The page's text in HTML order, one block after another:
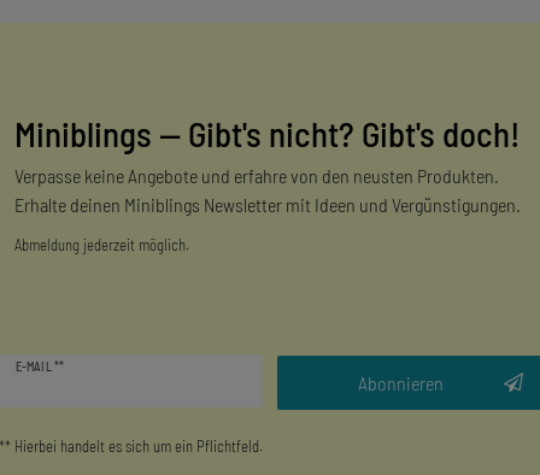
Miniblings — Gibt's nicht? Gibt's doch!
Verpasse keine Angebote und erfahre von den neusten Produkten.
Erhalte deinen Miniblings Newsletter mit Ideen und Vergünstigungen.
Abmeldung jederzeit möglich.
E-MAIL **
Abonnieren
** Hierbei handelt es sich um ein Pflichtfeld.